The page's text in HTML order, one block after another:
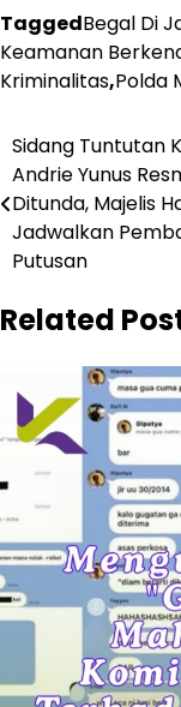
TaggedBegal Di
Keamanan
Kriminalitas,Polda
Navigasi
pos
Sidang Tuntutan
Andrie Yunus
Ditunda, Majelis
Jadwalkan
Putusan
Related